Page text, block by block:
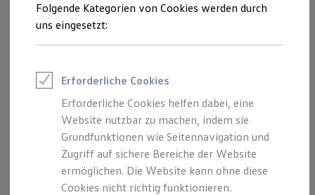
Journalisten
Sportvereine
Branchenlösungen
Bau & Handwerk
Kurier, Logistik & Handel
Menschen mit Behinderung
Kühlfahrzeuge
Feuerwehr
Rettungsdienste
ONE Business ID Vorteile
Fahrzeugsuche & Marktplatz
Fahrzeugsuche
Fahrzeuge online kaufen
Folgende Kategorien von Cookies werden durch
uns eingesetzt:
Erforderliche Cookies
Erforderliche Cookies helfen dabei, eine
Website nutzbar zu machen, indem sie
Grundfunktionen wie Seitennavigation und
Zugriff auf sichere Bereiche der Website
ermöglichen. Die Website kann ohne diese
Cookies nicht richtig funktionieren.